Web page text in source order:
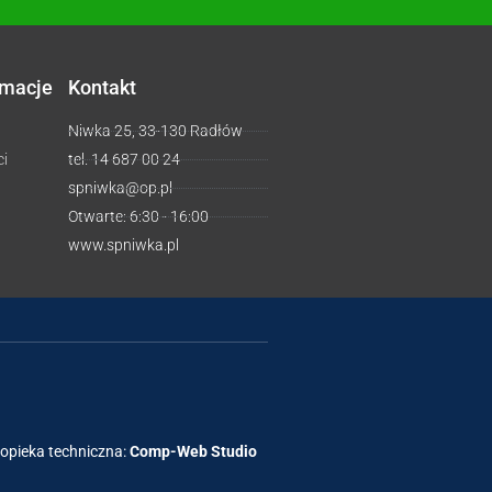
Kontakt
Niwka 25, 33-130 Radłów
tel. 14 687 00 24
spniwka@op.pl
Otwarte: 6:30 - 16:00
www.spniwka.pl
techniczna:Comp-Web Studio